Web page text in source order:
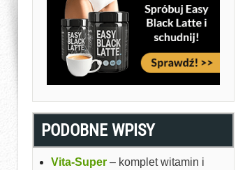
PODOBNE WPISY
Vita-Super – komplet witamin i